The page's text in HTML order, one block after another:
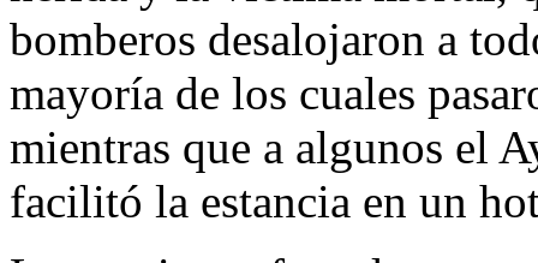
bomberos desalojaron a
mayoría de los cuales
mientras que a algunos el
facilitó la estancia en un